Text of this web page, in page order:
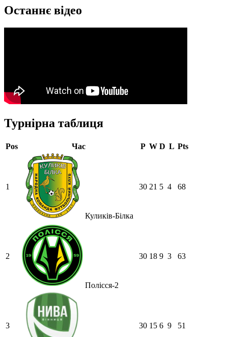
Останнє відео
Турнірна таблиця
Pos Час P W D L Pts
1
Куликів-Білка
30 21 5 4 68
2
Полісся-2
30 18 9 3 63
3 30 15 6 9 51